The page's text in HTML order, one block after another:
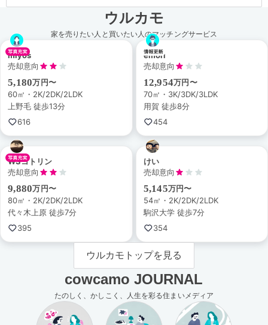
ウルカモ
家を売りたい人と買いたい人のマッチングサービス
miyos
売却意向
5,180万円〜
60㎡・2K/2DK/2LDK
上野毛 徒歩13分
616
emori
売却意向
12,954万円〜
70㎡・3K/3DK/3LDK
用賀 徒歩8分
454
WSコトリン
売却意向
9,880万円〜
80㎡・2K/2DK/2LDK
代々木上原 徒歩7分
395
けい
売却意向
5,145万円〜
54㎡・2K/2DK/2LDK
駒沢大学 徒歩7分
354
ウルカモトップを見る
cowcamo JOURNAL
たのしく、かしこく、人生を彩る住まいメディア